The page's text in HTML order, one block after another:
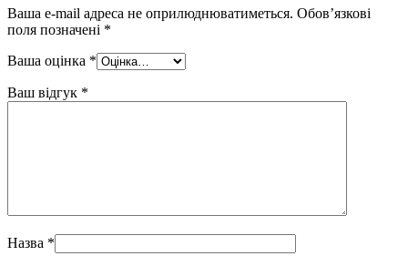
Ваша e-mail адреса не оприлюднюватиметься. Обов’язкові
поля позначені *
Ваша оцінка *
Ваш відгук *
Назва *